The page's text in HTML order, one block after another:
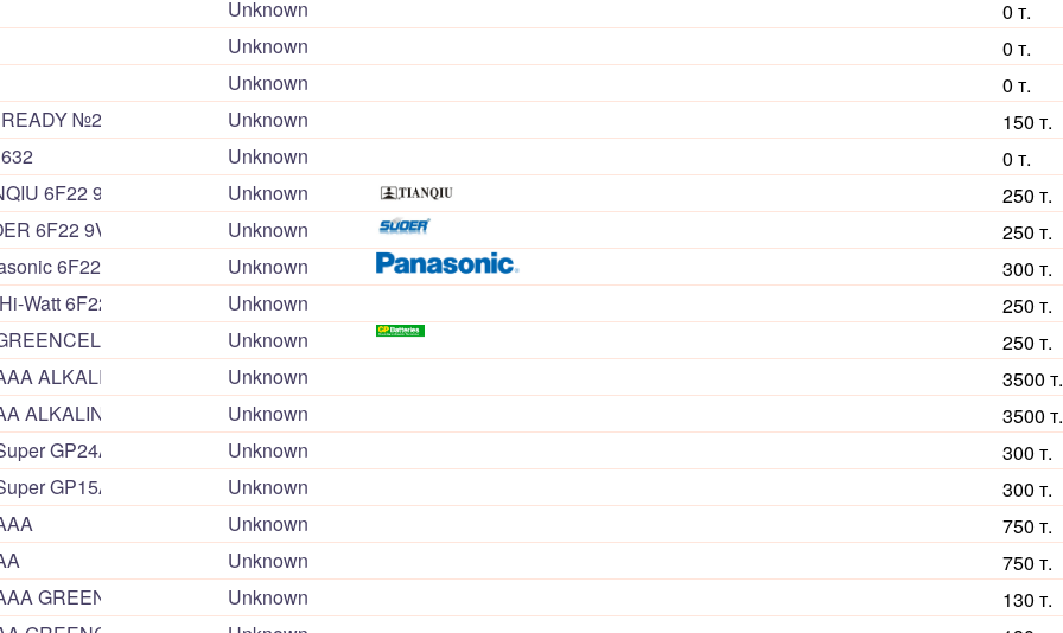
Unknown
0 т.
Unknown
0 т.
Unknown
0 т.
№216 6F22 9V
Unknown
150 т.
Unknown
0 т.
6F22 9V
Unknown
250 т.
6F22 9V
Unknown
250 т.
6F22ND 9V
Unknown
300 т.
Watt 6F22 9V
Unknown
250 т.
1604G 6F22 9VUnknown
250 т.
ALKALINE 4pcs/pack x 10 packs
Unknown
3500 т.
ALKALINE 4pcs/pack x 10 packs
Unknown
3500 т.
GP24AEB-2S2 ALKALINE 24A LR03 AAA
Unknown
300 т.
GP15AEBC-2S2 ALKALENE 15A LR6 AA
Unknown
300 т.
Unknown
750 т.
Unknown
750 т.
GREENCELL 24G R03 1,5V
Unknown
130 т.